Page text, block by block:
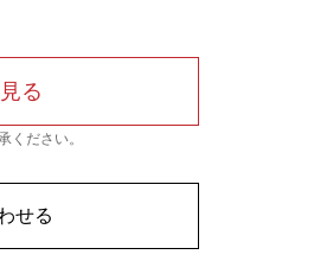
る
ください。
せる